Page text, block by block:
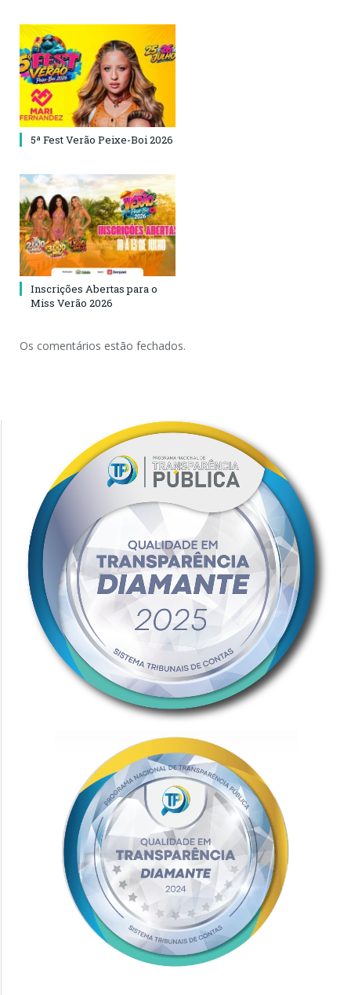
5ª Fest Verão Peixe-Boi 2026
Inscrições Abertas para o
Miss Verão 2026
Os comentários estão fechados.